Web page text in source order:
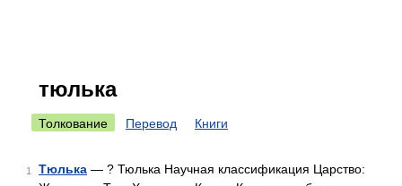
тюлька
Толкование Перевод Книги
1 Тюлька — ? Тюлька Научная классификация Царство: